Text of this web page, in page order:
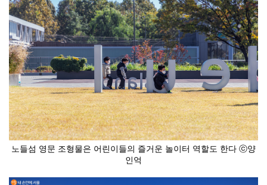
노들섬 영문 조형물은 어린이들의 즐거운 놀이터 역할도 한다 ⓒ양
인억